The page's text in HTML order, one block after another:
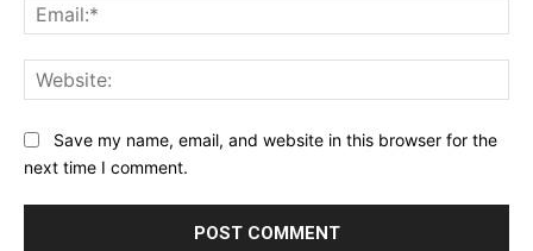
Save my name, email, and website in this browser for the
next time I comment.